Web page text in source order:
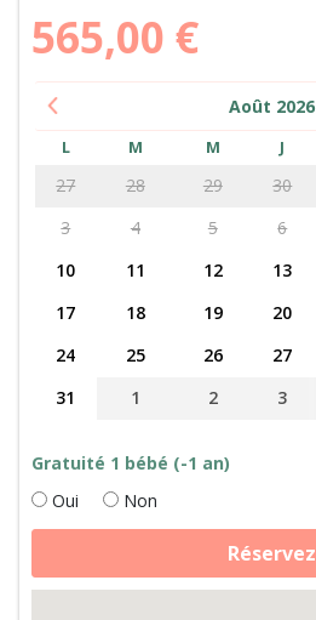
565,00 €
Août 2026
L M M J
27 28 29 30
3
4 5 6
10
11 12 13
17
18 19 20
24
25 26 27
31
1 2 3
Gratuité 1 bébé (-1 an)
Oui
Non
quantité
Fabrication
de
Réservez